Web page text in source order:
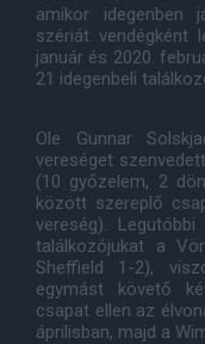
amikor idegenben
szériát vendégként
január és 2020.
21 idegenbeli
Ole Gunnar
vereséget
(10 győzelem, 2
között szereplő
vereség).
találkozójukat a
Sheffield 1-2),
egymást követő
csapat ellen az
áprilisban, majd a